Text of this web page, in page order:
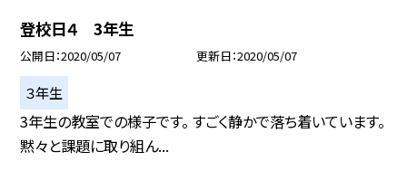
登校日４ 3年生
公開日 2020/05/07 更新日 2020/05/07
３年生
3年生の教室での様子です。 すごく静かで落ち着いています。
黙々と課題に取り組ん...